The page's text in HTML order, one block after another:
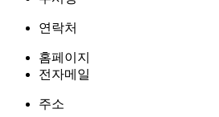
연락처
홈페이지
전자메일
주소